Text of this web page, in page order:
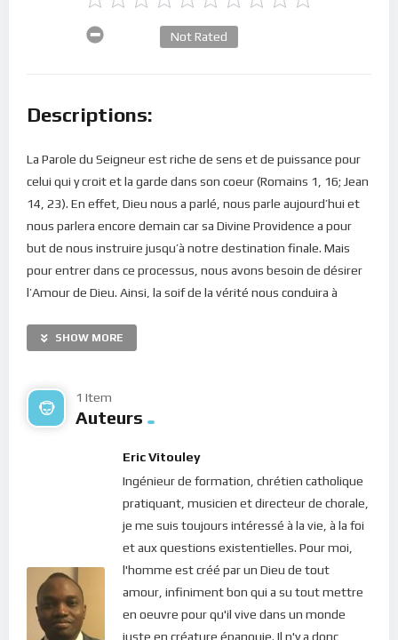
Not Rated
Descriptions:
La Parole du Seigneur est riche de sens et de puissance pour
celui qui y croit et la garde dans son coeur (Romains 1, 16; Jean
14, 23). En effet, Dieu nous a parlé, nous parle aujourd’hui et
nous parlera encore demain car sa Divine Providence a pour
but de nous instruire jusqu’à notre destination finale. Mais
pour entrer dans ce processus, nous avons besoin de désirer
l’Amour de Dieu. Ainsi, la soif de la vérité nous conduira à
d’autres termes, de mettre en place, dans notre quotidien,
ou alors d’une neuvaine pour faire des demandes à Dieu…
Nous devons apprendre à demeurer constamment dans la
Chers frères et soeurs, le Christ nous dit aujourd’hui que sa
présence est bienfaisante pour notre âme et notre corps. La
quasi-totalité de nos souffrances physiques et émotionnelles
sont dues à nos pensées mal placées qui souillent notre âme.
De la simple tristesse à la dépression, ou la bipolarité,
l’alzheimer ou des excès de pression artérielle, … laquelle de
ces maladies ne pourraient être totalement guéries par la
SHOW MORE
1 Item
Auteurs
Eric Vitouley
Ingénieur de formation, chrétien catholique
pratiquant, musicien et directeur de chorale,
je me suis toujours intéressé à la vie, à la foi
et aux questions existentielles. Pour moi,
l'homme est créé par un Dieu de tout
amour, infiniment bon qui a su tout mettre
en oeuvre pour qu'il vive dans un monde
juste en créature épanouie. Il n'y a donc